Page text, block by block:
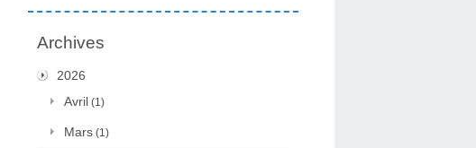
Archives
2026
Avril (1)
Mars (1)